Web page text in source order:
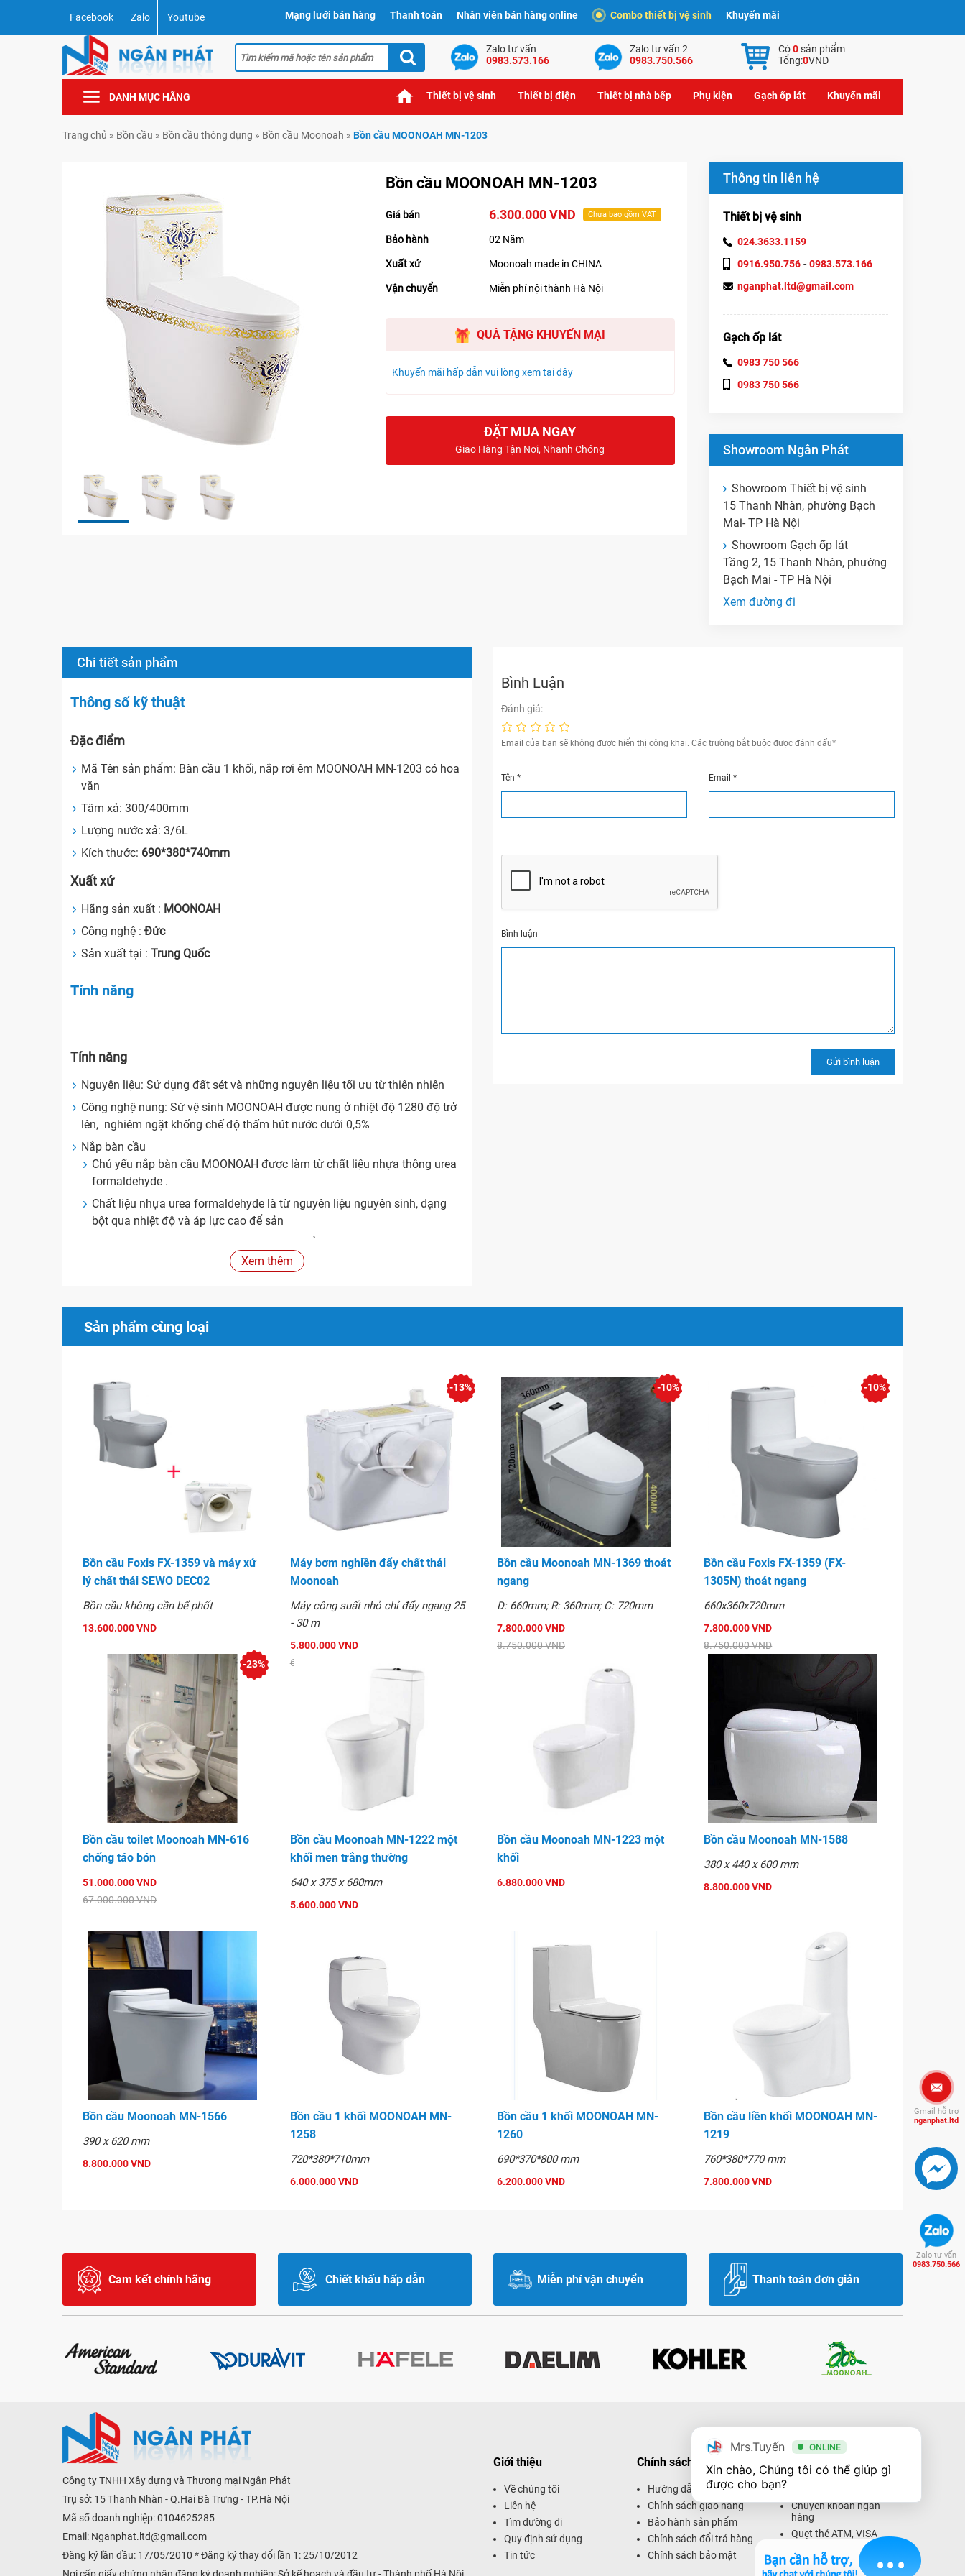
Facebook Zalo Youtube Mạng lưới bán hàng Thanh toán Nhân viên bán hàng online Combo thiết bị vệ sinh Khuyến mãi
Zalo tư vấn
0983.573.166
Zalo tư vấn 2
0983.750.566
Có0sản phẩm
Tổng:0VNĐ
DANH MỤC HÃNG Thiết bị vệ sinh Thiết bị điện Thiết bị nhà bếp Phụ kiện Gạch ốp lát Khuyến mãi
Trang chủ » Bồn cầu » Bồn cầu thông dụng » Bồn cầu Moonoah » Bồn cầu MOONOAH MN-1203
Bồn cầu MOONOAH MN-1203
Giá bán 6.300.000 VND Chưa bao gồm VAT
Bảo hành 02 Năm
Xuất xứ Moonoah made in CHINA
Vận chuyển Miễn phí nội thành Hà Nội
QUÀ TẶNG KHUYẾN MẠI
Khuyến mãi hấp dẫn vui lòng xem tại đây
ĐẶT MUA NGAY
Giao Hàng Tận Nơi, Nhanh Chóng
Thông tin liên hệ
Thiết bị vệ sinh
024.3633.1159
0916.950.756 - 0983.573.166
nganphat.ltd@gmail.com
Gạch ốp lát
0983 750 566
0983 750 566
Showroom Ngân Phát
Showroom Thiết bị vệ sinh
15 Thanh Nhàn, phường Bạch
Mai- TP Hà Nội
Showroom Gạch ốp lát
Tầng 2, 15 Thanh Nhàn, phường
Bạch Mai - TP Hà Nội
Xem đường đi
Chi tiết sản phẩm
Thông số kỹ thuật
Đặc điểm
Mã Tên sản phẩm: Bàn cầu 1 khối, nắp rơi êm MOONOAH MN-1203 có hoa
văn
Tâm xả: 300/400mm
Lượng nước xả: 3/6L
Kích thước: 690*380*740mm
Xuất xứ
Hãng sản xuất : MOONOAH
Công nghệ :Đức
Sản xuất tại :Trung Quốc
Tính năng
Tính năng
Nguyên liệu: Sử dụng đất sét và những nguyên liệu tối ưu từ thiên nhiên
Công nghệ nung: Sứ vệ sinh MOONOAH được nung ở nhiệt độ 1280 độ trở
lên, nghiêm ngặt khống chế độ thấm hút nước dưới 0,5%
Nắp bàn cầu
Chủ yếu nắp bàn cầu MOONOAH được làm từ chất liệu nhựa thông urea
formaldehyde .
Chất liệu nhựa urea formaldehyde là từ nguyên liệu nguyên sinh, dạng
bột qua nhiệt độ và áp lực cao để sản
trầy xước tốt, bền màu, cứng, có độ dai nhất định, chịu được axit yếu,
Tính năng: Ứng dụng công nghệ nắp rơi êm, không gây ồn, tuổi thọ bền
lâu.
Lớp men kháng khuẩn: Lớp men sử dụng nguyên liệu khoáng chất thiên
nhiên, không có chứa oxit chì và các chất độc hại khác. Ứng dụng công
nghệ tráng men đường ống đặc biệt, mặt trong đường ống nhẵn mịn,
bằng phẳng, tăng cường khả năng xả thải, không bám dính chất thải, độ
dày lớp men đạt 1,2mm trở lên, tinh thể sắc nét, dễ làm sạch, dùng lâu
Bộ xả: Sử dụng bộ xả tiêu chuẩn Quốc tế các thương hiệu lớn đang
dùng.Nắp bồn cầu: Chất liệu
Hình ảnh
Xem thêm
Bình Luận
Đánh giá:
Email của bạn sẽ không được hiển thị công khai. Các trường bắt buộc được đánh dấu*
Tên* Email *
Bình luận
Sản phẩm cùng loại
Bồn cầu Foxis FX-1359 và máy xử
lý chất thải SEWO DEC02
Bồn cầu không cần bể phốt
13.600.000 VND
Máy bơm nghiền đẩy chất thải
Moonoah
Máy công suất nhỏ chỉ đẩy ngang 25
- 30 m
5.800.000 VND
6.700.000 VND
-13%
Bồn cầu Moonoah MN-1369 thoát
ngang
D: 660mm; R: 360mm; C: 720mm
7.800.000 VND
8.750.000 VND
-10%
Bồn cầu Foxis FX-1359 (FX-
1305N) thoát ngang
660x360x720mm
7.800.000 VND
8.750.000 VND
-10%
Bồn cầu toilet Moonoah MN-616
chống táo bón
51.000.000 VND
67.000.000 VND
-23%
Bồn cầu Moonoah MN-1222 một
khối men trắng thường
640 x 375 x 680mm
5.600.000 VND
Bồn cầu Moonoah MN-1223 một
khối
6.880.000 VND
Bồn cầu Moonoah MN-1588
380 x 440 x 600 mm
8.800.000 VND
Bồn cầu Moonoah MN-1566
390 x 620 mm
8.800.000 VND
Bồn cầu 1 khối MOONOAH MN-
1258
720*380*710mm
6.000.000 VND
Bồn cầu 1 khối MOONOAH MN-
1260
690*370*800 mm
6.200.000 VND
Bồn cầu liền khối MOONOAH MN-
1219
760*380*770 mm
7.800.000 VND
Cam kết chính hãng Chiết khấu hấp dẫn Miễn phí vận chuyển Thanh toán đơn giản
Công ty TNHH Xây dựng và Thương mại Ngân Phát
Trụ sở: 15 Thanh Nhàn - Q.Hai Bà Trưng - TP.Hà Nội
Mã số doanh nghiệp: 0104625285
Email: Nganphat.ltd@gmail.com
Đăng ký lần đầu: 17/05/2010 * Đăng ký thay đổi lần 1: 25/10/2012
Nơi cấp giấy chứng nhận đăng ký doanh nghiệp: Sở kế hoạch và đầu tư - Thành phố Hà Nội
Giới thiệu
Về chúng tôi
Liên hệ
Tìm đường đi
Quy định sử dụng
Tin tức
Chính sách mua hàng
Hướng dẫn mua hàng
Chính sách giao hàng
Bảo hành sản phẩm
Chính sách đổi trả hàng
Chính sách bảo mật
Hình thức thanh toán
Chuyển khoản ngân
hàng
Quẹt thẻ ATM, VISA
Thanh toán trực tuyến
Gmail hỗ trợ
nganphat.ltd
Zalo tư vấn
0983.750.566
Mrs.Tuyến ONLINE
Xin chào, Chúng tôi có thể giúp gì
được cho bạn?